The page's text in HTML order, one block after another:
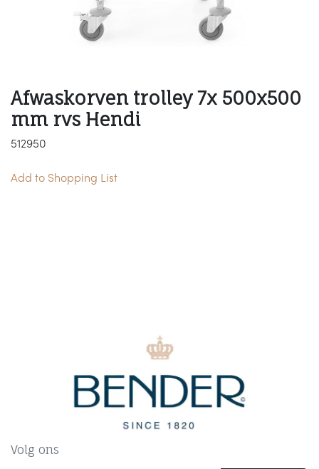
Afwaskorven trolley 7x 500x500
mm rvs Hendi
512950
Add to Shopping List
Volg ons